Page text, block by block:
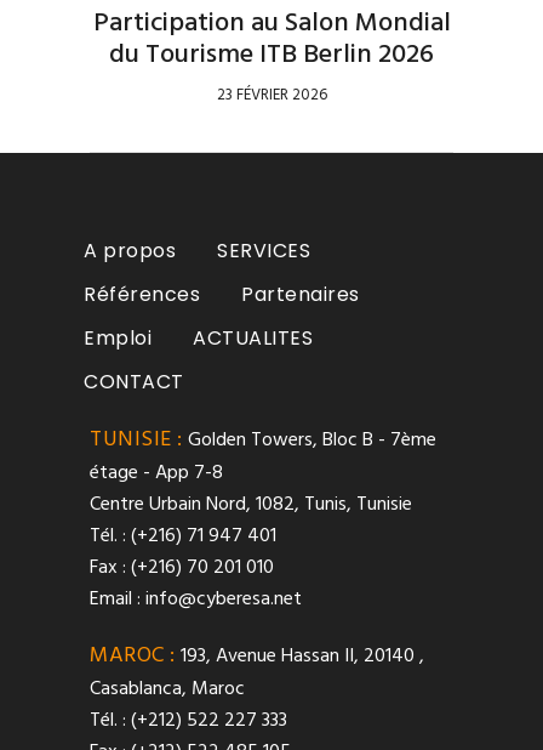
Participation au Salon Mondial
du Tourisme ITB Berlin 2026
23 FÉVRIER 2026
A propos
SERVICES
Références
Partenaires
Emploi
ACTUALITES
CONTACT
TUNISIE : Golden Towers, Bloc B - 7ème
étage - App 7-8
Centre Urbain Nord, 1082, Tunis, Tunisie
Tél. : (+216) 71 947 401
Fax : (+216) 70 201 010
Email :info@cyberesa.net
MAROC : 193, Avenue Hassan II, 20140 ,
Casablanca, Maroc
Tél. : (+212) 522 227 333